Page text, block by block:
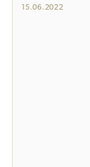
15.06.2022